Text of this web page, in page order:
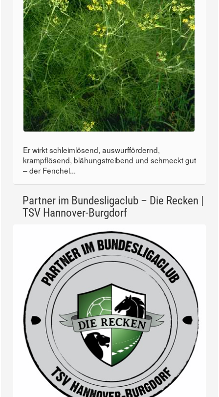
Er wirkt schleimlösend, auswurffördernd,
krampflösend, blähungstreibend und schmeckt gut
– der Fenchel...
Partner im Bundesligaclub – Die Recken |
TSV Hannover-Burgdorf